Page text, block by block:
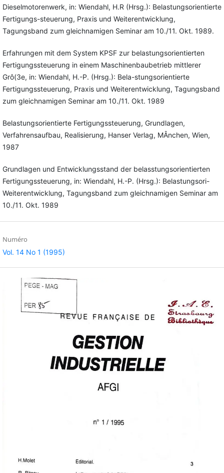
Dieselmotorenwerk, in: Wiendahl, H.R (Hrsg.): Belastungsorientierte
Fertigungs-steuerung, Praxis und Weiterentwicklung,
Tagungsband zum gleichnamigen Seminar am 10./11. Okt. 1989.
Erfahrungen mit dem System KPSF zur belastungsorientierten
Fertigungssteuerung in einem Maschinenbaubetrieb mittlerer
Grô(3e, in: Wiendahl, H.-P. (Hrsg.): Bela-stungsorientierte
Fertigungssteuerung, Praxis und Weiterentwicklung, Tagungsband
zum gleichnamigen Seminar am 10./11. Okt. 1989
Belastungsorientierte Fertigungssteuerung, Grundlagen,
Verfahrensaufbau, Realisierung, Hanser Verlag, MÂnchen, Wien,
1987
Grundlagen und Entwicklungsstand der belasstungsorientierten
Fertigungssteuerung, in: Wiendahl, H.-P. (Hrsg.): Belastungsori-
Weiterentwicklung, Tagungsband zum gleichnamigen Seminar am
10./11. Okt. 1989
Numéro
Vol. 14 No 1 (1995)